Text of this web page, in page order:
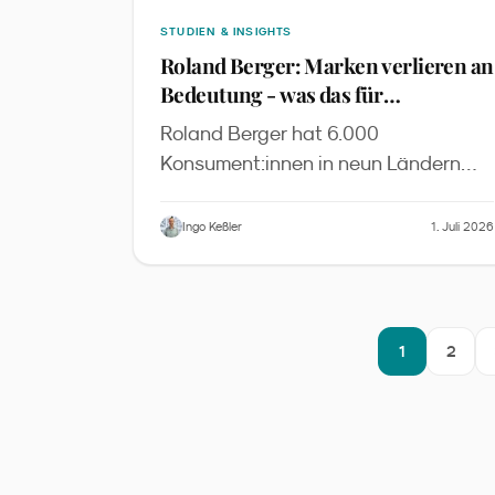
STUDIEN & INSIGHTS
Roland Berger: Marken verlieren an
Bedeutung - was das für
Familienmarketing heißt
Roland Berger hat 6.000
Konsument:innen in neun Ländern
Markenreputation als Top-
Produktrecherche. Wir übersetzen die
Studie in fünf Konsequenzen für
Ingo Keßler 1. Juli 2026
1 2